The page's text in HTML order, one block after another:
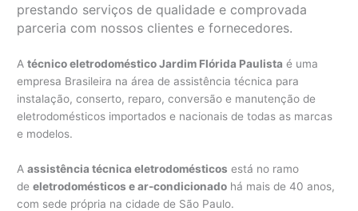
prestando serviços de qualidade e comprovada
parceria com nossos clientes e fornecedores.
Atécnico eletrodoméstico Jardim Flórida Paulista é uma
empresa Brasileira na área de assistência técnica para
instalação, conserto, reparo, conversão e manutenção de
eletrodomésticos importados e nacionais de todas as marcas
e modelos.
Aassistência técnica eletrodomésticos está no ramo
deeletrodomésticos e ar-condicionado há mais de 40 anos,
com sede própria na cidade de São Paulo.